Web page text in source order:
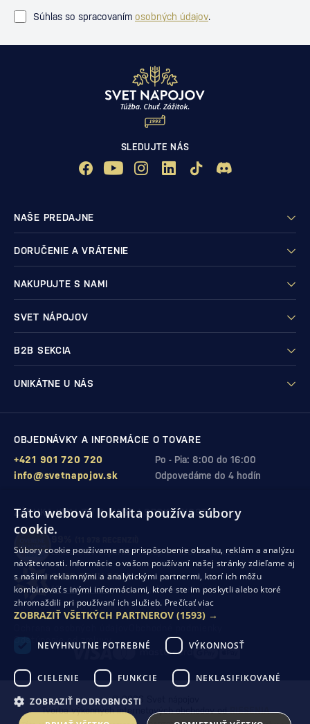
Súhlas so spracovaním osobných údajov.
SLEDUJTE NÁS
NAŠE PREDAJNE
DORUČENIE A VRÁTENIE
NAKUPUJTE S NAMI
SVET NÁPOJOV
B2B SEKCIA
UNIKÁTNE U NÁS
OBJEDNÁVKY A INFORMÁCIE O TOVARE
Po - Pia: 8:00 do 16:00
+421 901 720 720
Odpovedáme do 4 hodín
info@svetnapojov.sk
ZÁRUKA KVALITY A VAŠEJ SPOKOJNOSTI
zákazníkov odporúča nákup v našom obchode
SHOP ROKU 2024
10. rok po sebesme získali ocenenie od Heureka
Odstúpenie od zmluvy
© 2026 Svet nápojov
Tvorba výkonných internetových obchodov odRIESENIA
Táto webová lokalita používa súbory
cookie.
Súbory cookie používame na prispôsobenie obsahu, reklám a analýzu
návštevnosti. Informácie o vašom používaní našej stránky zdieľame aj
s našimi reklamnými a analytickými partnermi, ktorí ich môžu
kombinovať s inými informáciami, ktoré ste im poskytli alebo ktoré
zhromaždili pri používaní ich služieb. Prečítať viac
ZOBRAZIŤ VŠETKÝCH PARTNEROV (1593) →
NEVYHNUTNE POTREBNÉ VÝKONNOSŤ
CIELENIE FUNKCIE NEKLASIFIKOVANÉ
ZOBRAZIŤ PODROBNOSTI